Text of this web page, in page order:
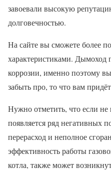
завоевали высокую
долговечностью.
На сайте вы сможете более
характеристиками. Дымоход
коррозии, именно поэтому
забыть про, то что вам
Нужно отметить, что если не
появляется ряд негативных
перерасход и неполное
эффективность работы
котла, также может